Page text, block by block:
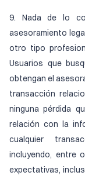
9. Nada de lo
asesoramiento
otro tipo
Usuarios que
obtengan el
transacción
ninguna pérdida
relación con la
cualquier
incluyendo, entre
expectativas,